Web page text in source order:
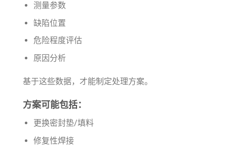
测量参数
缺陷位置
危险程度评估
原因分析
基于这些数据，才能制定处理方案。
方案可能包括：
更换密封垫/填料
修复性焊接